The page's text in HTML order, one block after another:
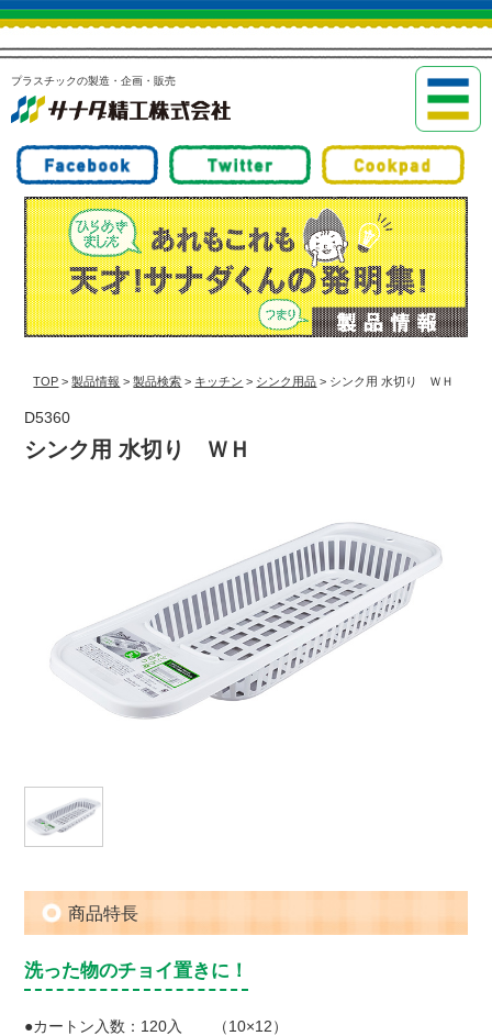
プラスチックの製造・企画・販売
TOP >製品情報 >製品検索 > キッチン > シンク用品 > シンク用 水切り ＷＨ
D5360
シンク用 水切り ＷＨ
商品特長
洗った物のチョイ置きに！
●カートン入数：120入 （10×12）